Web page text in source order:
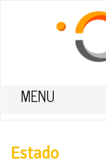
MENU
Estado